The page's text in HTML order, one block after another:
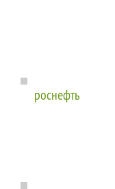
роснефть